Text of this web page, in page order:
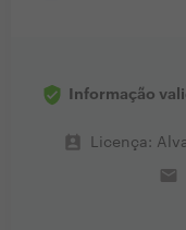
Informação
perm_contact_calendar Licença:
email